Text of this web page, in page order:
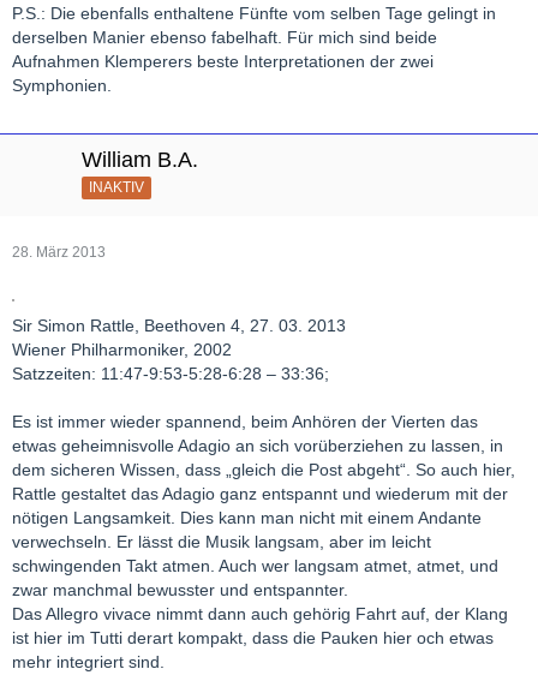
P.S.: Die ebenfalls enthaltene Fünfte vom selben Tage gelingt in
derselben Manier ebenso fabelhaft. Für mich sind beide
Aufnahmen Klemperers beste Interpretationen der zwei
Symphonien.
William B.A.
INAKTIV
28. März 2013
Sir Simon Rattle, Beethoven 4, 27. 03. 2013
Wiener Philharmoniker, 2002
Satzzeiten: 11:47-9:53-5:28-6:28 – 33:36;
Es ist immer wieder spannend, beim Anhören der Vierten das
etwas geheimnisvolle Adagio an sich vorüberziehen zu lassen, in
dem sicheren Wissen, dass „gleich die Post abgeht“. So auch hier,
Rattle gestaltet das Adagio ganz entspannt und wiederum mit der
nötigen Langsamkeit. Dies kann man nicht mit einem Andante
verwechseln. Er lässt die Musik langsam, aber im leicht
schwingenden Takt atmen. Auch wer langsam atmet, atmet, und
zwar manchmal bewusster und entspannter.
Das Allegro vivace nimmt dann auch gehörig Fahrt auf, der Klang
ist hier im Tutti derart kompakt, dass die Pauken hier och etwas
mehr integriert sind.